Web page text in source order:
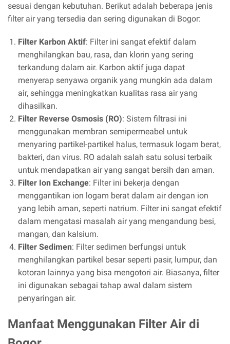
sesuai dengan kebutuhan. Berikut adalah beberapa jenis
filter air yang tersedia dan sering digunakan di Bogor:
Filter Karbon Aktif: Filter ini sangat efektif dalam
menghilangkan bau, rasa, dan klorin yang sering
terkandung dalam air. Karbon aktif juga dapat
menyerap senyawa organik yang mungkin ada dalam
air, sehingga meningkatkan kualitas rasa air yang
dihasilkan.
Filter Reverse Osmosis (RO): Sistem filtrasi ini
menggunakan membran semipermeabel untuk
menyaring partikel-partikel halus, termasuk logam berat,
bakteri, dan virus. RO adalah salah satu solusi terbaik
untuk mendapatkan air yang sangat bersih dan aman.
Filter Ion Exchange: Filter ini bekerja dengan
menggantikan ion logam berat dalam air dengan ion
yang lebih aman, seperti natrium. Filter ini sangat efektif
dalam mengatasi masalah air yang mengandung besi,
mangan, dan kalsium.
Filter Sedimen: Filter sedimen berfungsi untuk
menghilangkan partikel besar seperti pasir, lumpur, dan
kotoran lainnya yang bisa mengotori air. Biasanya, filter
ini digunakan sebagai tahap awal dalam sistem
penyaringan air.
Manfaat Menggunakan Filter Air di